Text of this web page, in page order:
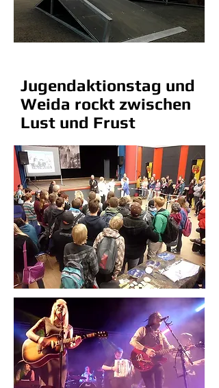
Jugendaktionstag und
Weida rockt zwischen
Lust und Frust